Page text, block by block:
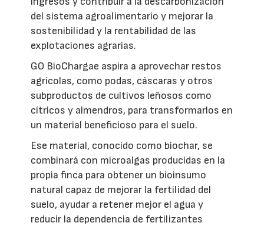
del sistema agroalimentario y mejorar la
sostenibilidad y la rentabilidad de las
explotaciones agrarias.
GO BioChargae aspira a aprovechar restos
agrícolas, como podas, cáscaras y otros
subproductos de cultivos leñosos como
cítricos y almendros, para transformarlos en
un material beneficioso para el suelo.
Ese material, conocido como biochar, se
combinará con microalgas producidas en la
propia finca para obtener un bioinsumo
natural capaz de mejorar la fertilidad del
suelo, ayudar a retener mejor el agua y
reducir la dependencia de fertilizantes